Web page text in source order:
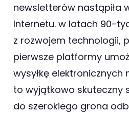
newsletterów nastąpiła
Internetu. w latach 90-
z rozwojem technologii,
pierwsze platformy
wysyłkę elektronicznych
to wyjątkowo skuteczny
do szerokiego grona